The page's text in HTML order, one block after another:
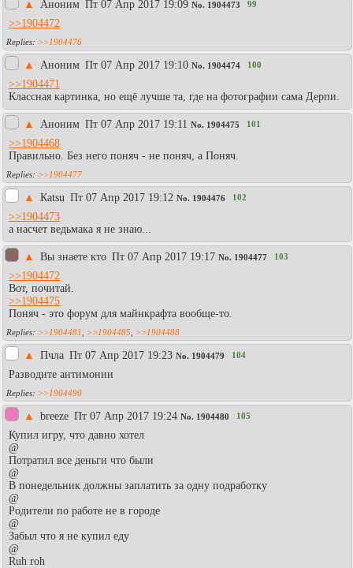
▲ Аноним Пт 07 Апр 2017 19:09 No. 1904473 99
>>1904472
>>1904476
▲ Аноним Пт 07 Апр 2017 19:10 No. 1904474 100
>>1904471
Классная картинка, но ещё лучше та, где на фотографии сама Дерпи.
▲ Аноним Пт 07 Апр 2017 19:11 No. 1904475 101
>>1904468
Правильно. Без него поняч - не поняч, а Поняч.
>>1904477
▲ Каtsu Пт 07 Апр 2017 19:12 No. 1904476 102
>>1904473
а насчет ведьмака я не знаю...
▲ Вы знаете кто Пт 07 Апр 2017 19:17 No. 1904477 103
>>1904472
Вот, почитай.
>>1904475
Поняч - это форум для майнкрафта вообще-то.
>>1904481 >>1904485 >>1904488
▲ Пчла Пт 07 Апр 2017 19:23 No. 1904479 104
Разводите антимонии
>>1904490
▲ breeze Пт 07 Апр 2017 19:24 No. 1904480 105
Купил игру, что давно хотел
@
Потратил все деньги что были
@
В понедельник должны заплатить за одну подработку
@
Родители по работе не в городе
@
Забыл что я не купил еду
@
Ruh roh